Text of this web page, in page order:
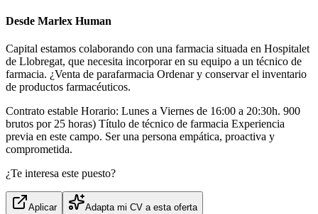
Desde Marlex Human
Capital estamos colaborando con una farmacia situada en Hospitalet
de Llobregat, que necesita incorporar en su equipo a un técnico de
farmacia. ¿Venta de parafarmacia Ordenar y conservar el inventario
de productos farmacéuticos.
Contrato estable Horario: Lunes a Viernes de 16:00 a 20:30h. 900
brutos por 25 horas) Título de técnico de farmacia Experiencia
previa en este campo. Ser una persona empática, proactiva y
comprometida.
¿Te interesa este puesto?
Aplicar Adapta mi CV a esta oferta